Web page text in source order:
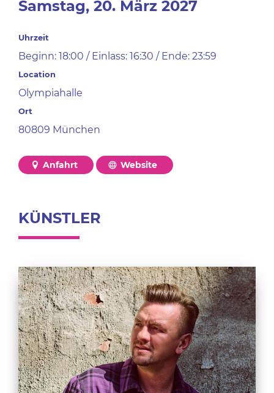
Samstag, 20. März 2027
Uhrzeit
Beginn: 18:00 / Einlass: 16:30 / Ende: 23:59
Location
Olympiahalle
Ort
80809 München
Anfahrt Website
KÜNSTLER